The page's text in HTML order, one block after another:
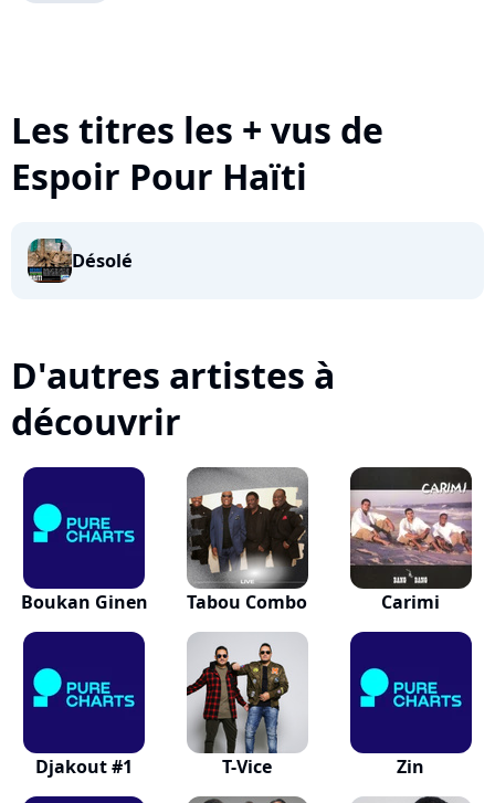
Les titres les + vus de
Espoir Pour Haïti
Désolé
D'autres artistes à
découvrir
Boukan Ginen Tabou Combo Carimi
Djakout #1 T-Vice Zin